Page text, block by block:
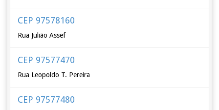
CEP 97578160
Rua Julião Assef
CEP 97577470
Rua Leopoldo T. Pereira
CEP 97577480